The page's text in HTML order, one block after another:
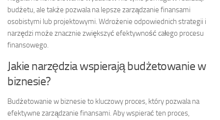
budżetu, ale także pozwala na lepsze zarządzanie finansami
osobistymi lub projektowymi. Wdrożenie odpowiednich strategii i
narzędzi może znacznie zwiększyć efektywność całego procesu
finansowego.
Jakie narzędzia wspierają budżetowanie w
biznesie?
Budżetowanie w biznesie to kluczowy proces, który pozwala na
efektywne zarządzanie finansami. Aby wspierać ten proces,